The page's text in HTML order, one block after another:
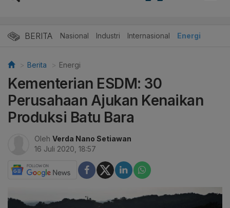
BERITA Nasional Industri Internasional Energi
Berita Energi
Kementerian ESDM: 30
Perusahaan Ajukan Kenaikan
Produksi Batu Bara
Oleh Verda Nano Setiawan
16 Juli 2020, 18:57